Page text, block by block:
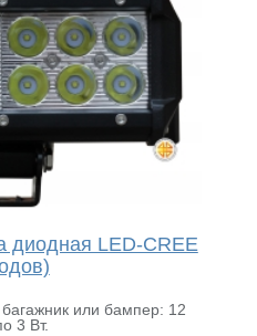
диодная LED-CREE
или бампер: 12
3 Вт.